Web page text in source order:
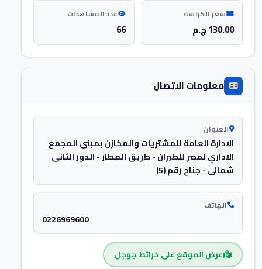
سعر الكراسة
130.00 ج.م
عدد المشاهدات
66
معلومات الاتصال
العنوان
الادارة العامة للمشتريات والمخازن بمبنى المجمع
الاداري لمصر للطيران - طريق المطار - الدور الثانى
شمالى - جناح رقم (5)
الهاتف
0226969600
عرض الموقع على خرائط جوجل